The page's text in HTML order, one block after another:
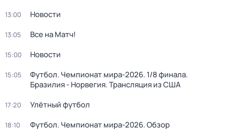
13:00 Новости
13:05 Все на Матч!
15:00 Новости
15:05
Футбол. Чемпионат мира-2026. 1/8 финала.
Бразилия - Норвегия. Трансляция из США
17:20 Улётный футбол
18:10 Футбол. Чемпионат мира-2026. Обзор